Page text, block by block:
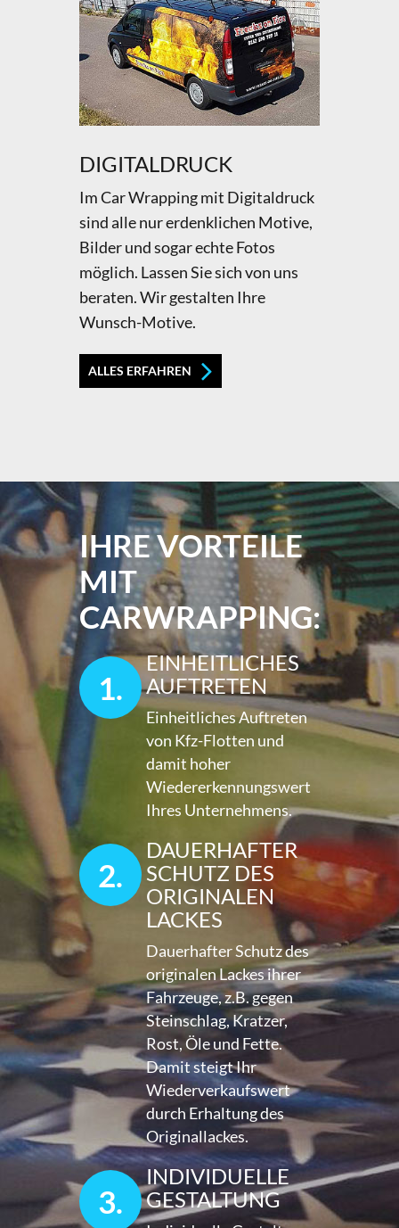
DIGITALDRUCK
Im Car Wrapping mit Digitaldruck
sind alle nur erdenklichen Motive,
Bilder und sogar echte Fotos
möglich. Lassen Sie sich von uns
beraten. Wir gestalten Ihre
Wunsch-Motive.
ALLES ERFAHREN
IHRE VORTEILE
MIT
CARWRAPPING:
1.
EINHEITLICHES
AUFTRETEN
Einheitliches Auftreten
von Kfz-Flotten und
damit hoher
Wiedererkennungswert
Ihres Unternehmens.
2.
DAUERHAFTER
SCHUTZ DES
ORIGINALEN
LACKES
Dauerhafter Schutz des
originalen Lackes ihrer
Fahrzeuge, z.B. gegen
Steinschlag, Kratzer,
Rost, Öle und Fette.
Damit steigt Ihr
Wiederverkaufswert
durch Erhaltung des
Originallackes.
3.
INDIVIDUELLE
GESTALTUNG